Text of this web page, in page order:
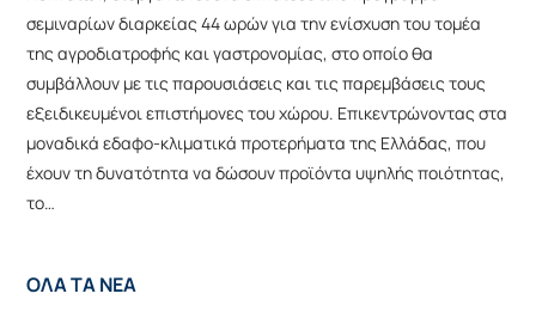
σεμιναρίων διαρκείας 44 ωρών για την ενίσχυση του τομέα
της αγροδιατροφής και γαστρονομίας, στο οποίο θα
συμβάλλουν με τις παρουσιάσεις και τις παρεμβάσεις τους
εξειδικευμένοι επιστήμονες του χώρου. Επικεντρώνοντας στα
μοναδικά εδαφο-κλιματικά προτερήματα της Ελλάδας, που
έχουν τη δυνατότητα να δώσουν προϊόντα υψηλής ποιότητας,
το…
ΌΛΑ ΤΑ ΝΈΑ